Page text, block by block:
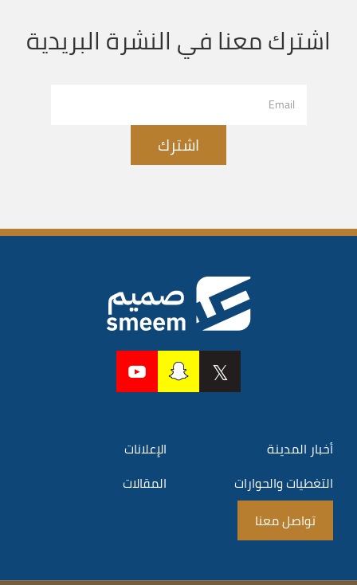
اشترك معنا في النشرة البريدية
اشترك
أخبار المدينة
الإعلانات
التغطيات والحوارات
المقالات
تواصل معنا